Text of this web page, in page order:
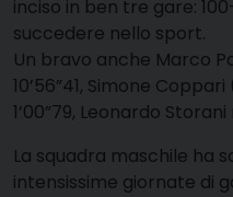
inciso in ben tre gare:
succedere nello sport.
Un bravo anche Marco
10’56”41, Simone
1’00”79, Leonardo Storani
La squadra maschile ha
intensissime giornate di